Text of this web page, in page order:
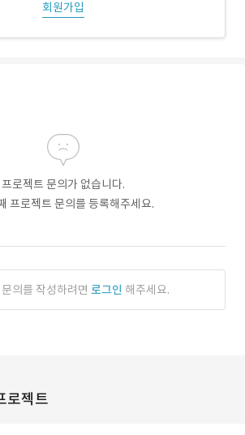
회원가입
프로젝트 문의가 없습니다.
프로젝트 문의를 등록해주세요.
의를 작성하려면 로그인 해주세요.
로젝트